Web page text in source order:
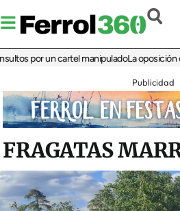
por un cartel manipuladoLa oposición carga
Publicidad
FRAGATAS